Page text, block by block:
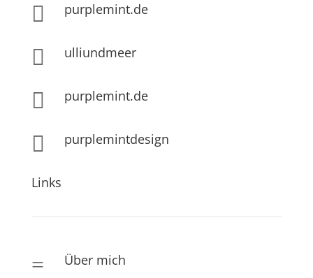
 purplemint.de
 ulliundmeer
 purplemint.de
 purplemintdesign
Links
= Über mich